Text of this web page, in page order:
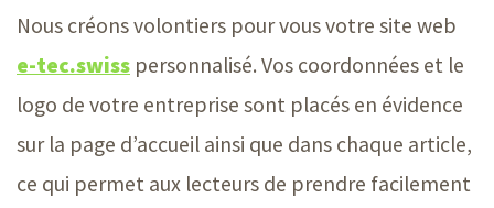
Nous créons volontiers pour vous votre site web
e-tec.swiss personnalisé. Vos coordonnées et le
logo de votre entreprise sont placés en évidence
sur la page d’accueil ainsi que dans chaque article,
ce qui permet aux lecteurs de prendre facilement